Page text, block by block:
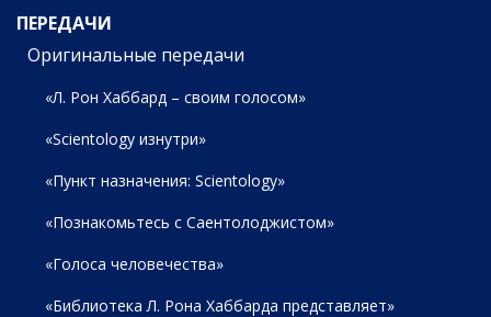
ПЕРЕДАЧИ
Оригинальные передачи
«Л. Рон Хаббард – своим голосом»
«Scientology изнутри»
«Пункт назначения: Scientology»
«Познакомьтесь с Саентолоджистом»
«Голоса человечества»
«Библиотека Л. Рона Хаббарда представляет»